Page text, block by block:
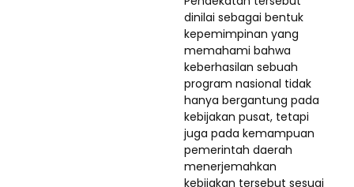
dinilai sebagai bentuk
kepemimpinan yang
memahami bahwa
keberhasilan sebuah
program nasional tidak
hanya bergantung pada
kebijakan pusat, tetapi
juga pada kemampuan
pemerintah daerah
menerjemahkan
kebijakan tersebut sesuai